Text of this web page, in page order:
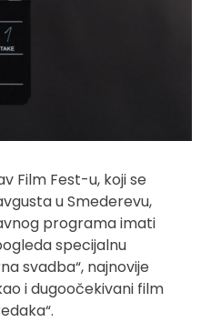
Film Fest-u, koji se
u Smederevu,
programa imati
specijalnu
svadba“, najnovije
i dugoočekivani film